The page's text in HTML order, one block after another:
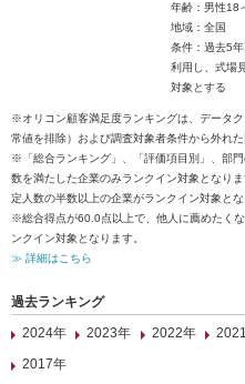
年齢：男性18
地域：全国
条件：過去5
利用し、式場
対象とする
※オリコン顧客満足度ランキングは、データ
常値を排除）および調査対象者条件から外れ
※「総合ランキング」、「評価項目別」、部
数を満たした企業のみランクイン対象となり
定人数の半数以上の企業がランクイン対象とな
※総合得点が60.0点以上で、他人に薦めたく
ンクイン対象となります。
≫ 詳細はこちら
過去ランキング
2024年
2023年 2022年
2017年